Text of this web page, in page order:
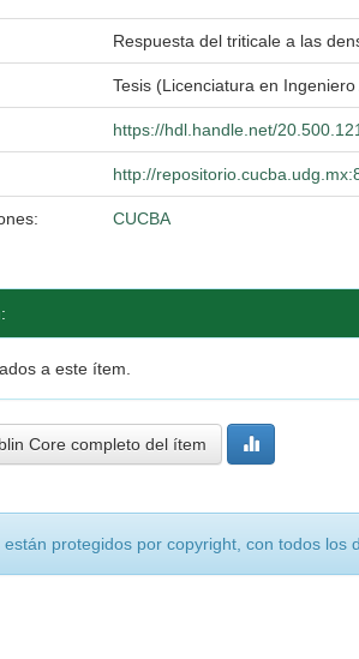
Respuesta del triticale a las
Tesis (Licenciatura en
https://hdl.handle.net/
http://
CUCBA
a este ítem.
Core completo del ítem
protegidos por copyright, con todos